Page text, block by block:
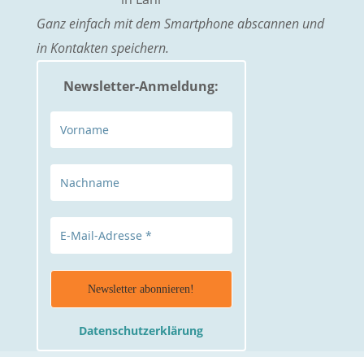
Ganz einfach mit dem Smart­phone abscan­nen und
in Kontakten speichern.
Newsletter-Anmeldung:
Datenschutzerklärung